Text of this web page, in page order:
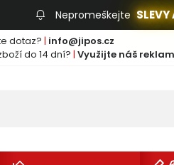
Nepromeškejte
dotaz? | info@jipos.cz
do 14 dní? | Využijte náš